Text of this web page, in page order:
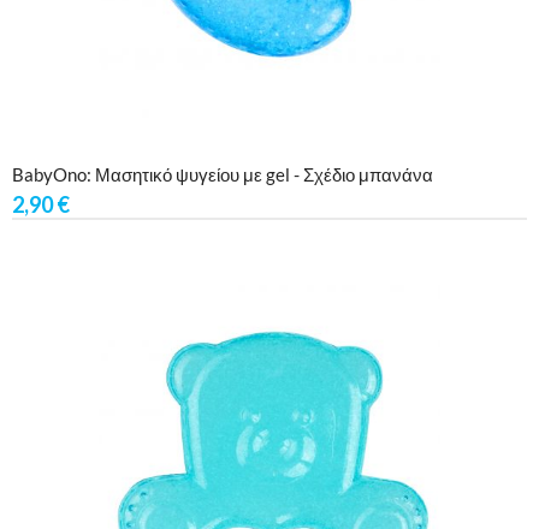
BabyOno: Μασητικό ψυγείου με gel - Σχέδιο μπανάνα
2,90€